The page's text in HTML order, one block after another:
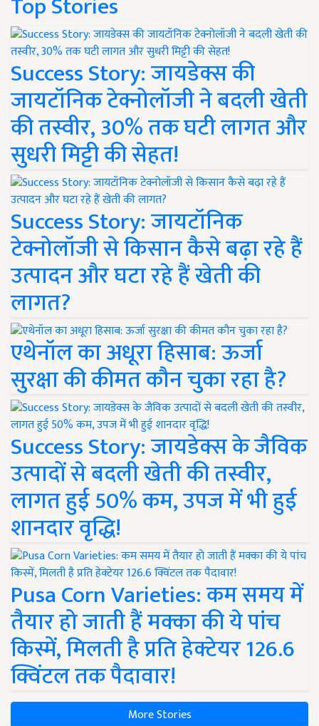
Success Story: जायडेक्स की
जायटॉनिक टेक्नोलॉजी ने बदली खेती
की तस्वीर, 30% तक घटी लागत और
सुधरी मिट्टी की सेहत!
Success Story: जायटॉनिक
टेक्नोलॉजी से किसान कैसे बढ़ा रहे हैं
उत्पादन और घटा रहे हैं खेती की
लागत?
एथेनॉल का अधूरा हिसाब: ऊर्जा
सुरक्षा की कीमत कौन चुका रहा है?
Success Story: जायडेक्स के जैविक
उत्पादों से बदली खेती की तस्वीर,
लागत हुई 50% कम, उपज में भी हुई
शानदार वृद्धि!
Pusa Corn Varieties: कम समय में
तैयार हो जाती हैं मक्का की ये पांच
किस्में, मिलती है प्रति हेक्टेयर 126.6
क्विंटल तक पैदावार!
More Stories